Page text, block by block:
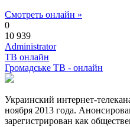
Смотреть онлайн »
0
10 939
Administrator
ТВ онлайн
Громадське ТВ - онлайн
Украинский интернет-
ноября 2013 года.
зарегистрирован как